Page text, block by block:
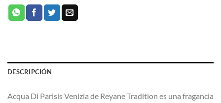
DESCRIPCIÓN
Acqua Di Parisis Venizia de Reyane Tradition es una fragancia